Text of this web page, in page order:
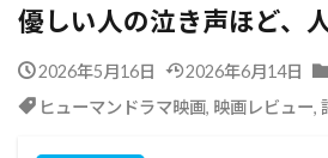
優しい人の泣き声ほど、
2026年5月16日 2026年6月14日
ヒューマンドラマ映画, 映画レビュー,